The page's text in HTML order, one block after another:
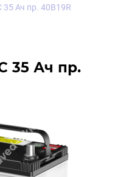
35 Ач пр. 40B19R
35 Ач пр.